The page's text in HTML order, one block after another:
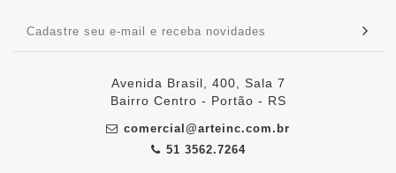
Avenida Brasil, 400, Sala 7
Bairro Centro - Portão - RS
comercial@arteinc.com.br
51 3562.7264